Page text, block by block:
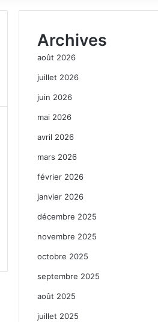
Archives
août 2026
juillet 2026
juin 2026
mai 2026
avril 2026
mars 2026
février 2026
janvier 2026
décembre 2025
novembre 2025
octobre 2025
septembre 2025
août 2025
juillet 2025